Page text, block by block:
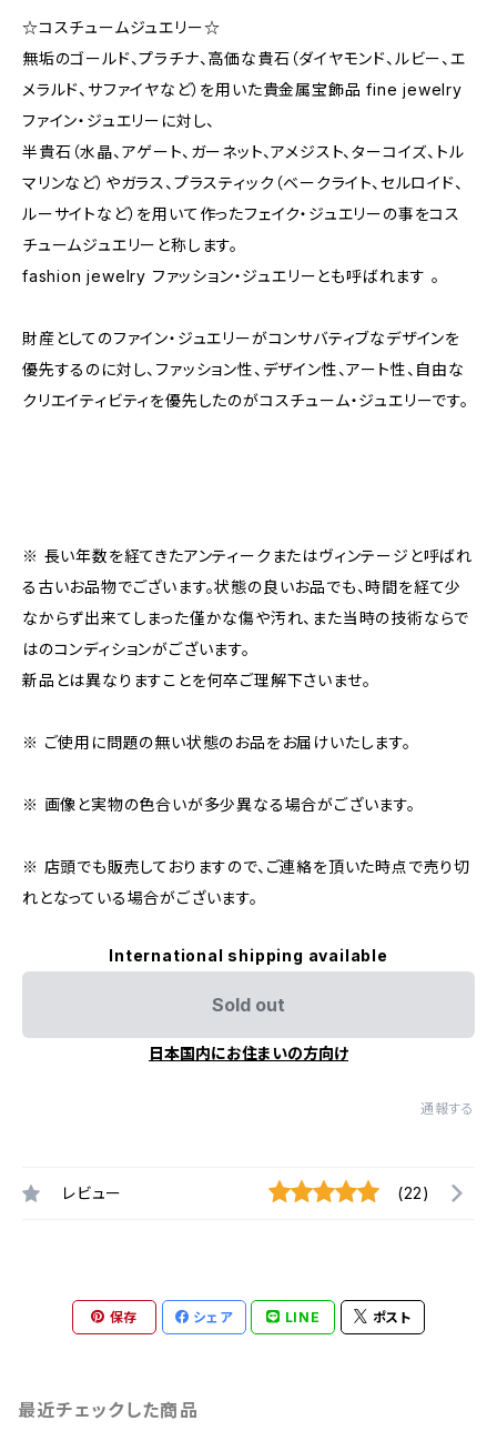
☆コスチュームジュエリー☆
無垢のゴールド、プラチナ、高価な貴石（ダイヤモンド、ルビー、エ
メラルド、サファイヤなど）を用いた貴金属宝飾品 fine jewelry
ファイン・ジュエリーに対し、
半貴石（水晶、アゲート、ガーネット、アメジスト、ターコイズ、トル
マリンなど）やガラス、プラスティック（ベークライト、セルロイド、
ルーサイトなど）を用いて作ったフェイク・ジュエリーの事をコス
チュームジュエリーと称します。
fashion jewelry ファッション・ジュエリーとも呼ばれます 。
財産としてのファイン・ジュエリーがコンサバティブなデザインを
優先するのに対し、ファッション性、デザイン性、アート性、自由な
クリエイティビティを優先したのがコスチューム・ジュエリーです。
※ 長い年数を経てきたアンティークまたはヴィンテージと呼ばれ
る古いお品物でございます。状態の良いお品でも、時間を経て少
なからず出来てしまった僅かな傷や汚れ、また当時の技術ならで
はのコンディションがございます。
新品とは異なりますことを何卒ご理解下さいませ。
※ ご使用に問題の無い状態のお品をお届けいたします。
※ 画像と実物の色合いが多少異なる場合がございます。
※ 店頭でも販売しておりますので、ご連絡を頂いた時点で売り切
れとなっている場合がございます。
International shipping available
Sold out
日本国内にお住まいの方向け
通報する
レビュー (22)
保存 シェア LINE ポスト
最近チェックした商品